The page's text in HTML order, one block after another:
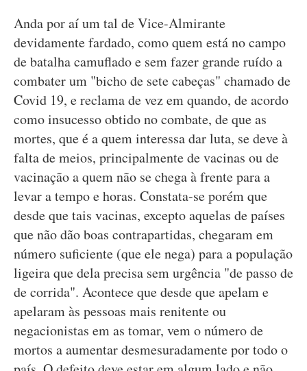
Anda por aí um tal de Vice-Almirante
devidamente fardado, como quem está no campo
de batalha camuflado e sem fazer grande ruído a
combater um "bicho de sete cabeças" chamado de
Covid 19, e reclama de vez em quando, de acordo
como insucesso obtido no combate, de que as
mortes, que é a quem interessa dar luta, se deve à
falta de meios, principalmente de vacinas ou de
vacinação a quem não se chega à frente para a
levar a tempo e horas. Constata-se porém que
desde que tais vacinas, excepto aquelas de países
que não dão boas contrapartidas, chegaram em
número suficiente (que ele nega) para a população
ligeira que dela precisa sem urgência "de passo de
de corrida". Acontece que desde que apelam e
apelaram às pessoas mais renitente ou
negacionistas em as tomar, vem o número de
mortos a aumentar desmesuradamente por todo o